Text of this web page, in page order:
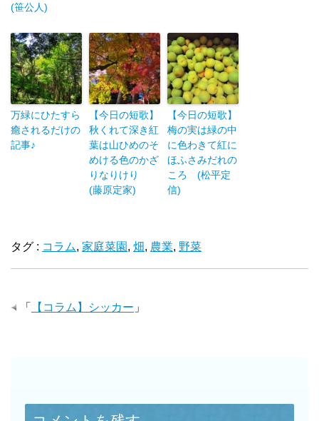
(笹公人)
万緑にひたすら
癒されるだけの
記事♪
【今日の短歌】
秋くれて深き紅
葉は山ひめのそ
めける色のかざ
りなりけり
(藤原定家)
【今日の短歌】
梅の実は緑の中
に色わきて紅に
ほふさみだれの
ころ (松平定
信)
タグ : コラム, 家庭菜園 , 畑, 農業, 野菜
「 【コラム】シッカー 」